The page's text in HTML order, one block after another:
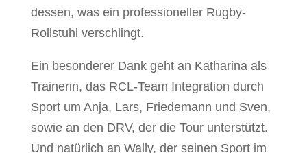
dessen, was ein professioneller Rugby-
Rollstuhl verschlingt.
Ein besonderer Dank geht an Katharina als
Trainerin, das RCL-Team Integration durch
Sport um Anja, Lars, Friedemann und Sven,
sowie an den DRV, der die Tour unterstützt.
Und natürlich an Wally, der seinen Sport im